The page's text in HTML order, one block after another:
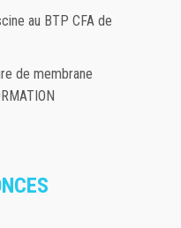
au BTP CFA de
de membrane